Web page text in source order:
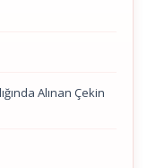
Alınan Çekin